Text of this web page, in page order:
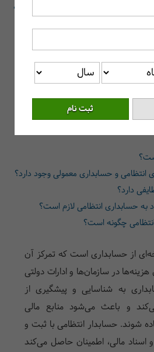
و چه تفاوتی با حسابداری معمولی دارد؟
با حسابداری معمولی:
انتظامی
برای ورود به حسابداری انتظامی
در حوزه حسابداری انتظامی
انتظامی و حسابداری معمولی وجود دارد؟
دارد؟
به حسابداری انتظامی لازم است؟
چگونه است؟
از حسابداری است که تمرکز آن
در سازمان‌ها و ادارات دولتی
به شناسایی و پیشگیری از
و باعث می‌شود منابع مالی
شوند. حسابدار انتظامی با ثبت و
اسناد مالی، اطمینان حاصل می‌کند